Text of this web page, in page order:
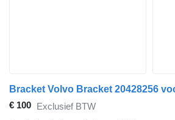
€ 100 Exclusief BTW